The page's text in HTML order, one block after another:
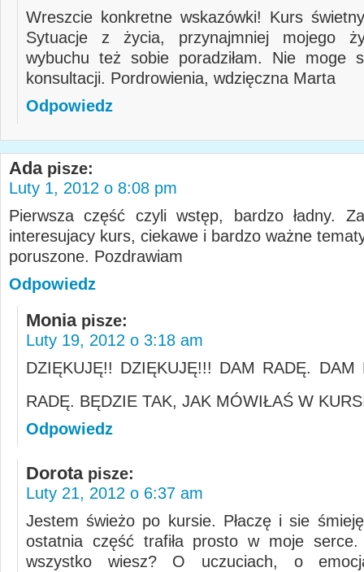
Wreszcie konkretne wskazówki! Kurs
Sytuacje z życia, przynajmniej mojego
wybuchu też sobie poradziłam. Nie moge
konsultacji. Pordrowienia, wdzięczna Marta
Odpowiedz
Ada pisze:
Luty 1, 2012 o 8:08 pm
Pierwsza część czyli wstęp, bardzo ładny.
interesujacy kurs, ciekawe i bardzo ważne
poruszone. Pozdrawiam
Odpowiedz
Monia pisze:
Luty 19, 2012 o 3:18 am
DZIĘKUJĘ!! DZIĘKUJĘ!!! DAM RADĘ. DAM
RADĘ. BĘDZIE TAK, JAK MÓWIŁAŚ W
Odpowiedz
Dorota pisze:
Luty 21, 2012 o 6:37 am
Jestem świeżo po kursie. Płaczę i sie
ostatnia część trafiła prosto w moje
wszystko wiesz? O uczuciach, o